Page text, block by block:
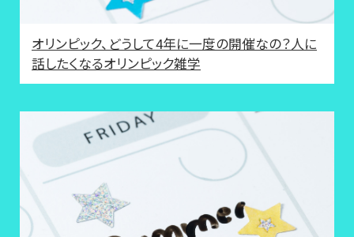
オリンピック、どうして4年に一度の開催なの？人に
話したくなるオリンピック雑学